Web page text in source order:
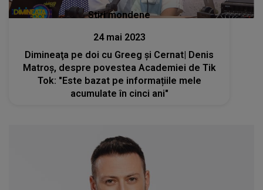
Stiri mondene
24 mai 2023
Dimineaţa pe doi cu Greeg şi Cernat| Denis
Matroș, despre povestea Academiei de Tik
Tok: "Este bazat pe informațiile mele
acumulate în cinci ani"